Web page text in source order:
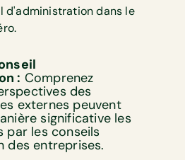
d'administration dans le
: Comprenez
des
externes peuvent
significative les
par les conseils
des entreprises.